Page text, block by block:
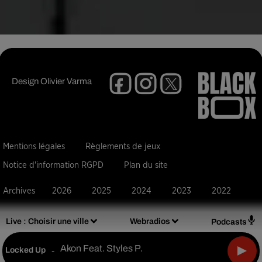
Live : Choisir une ville Webradios Podcasts
Locked Up - Akon Feat. Styles P.
DesignOlivier Varma
Mentions légales Règlements de jeux
Notice d'information RGPD Plan du site
Archives 2026 2025 2024 2023 2022